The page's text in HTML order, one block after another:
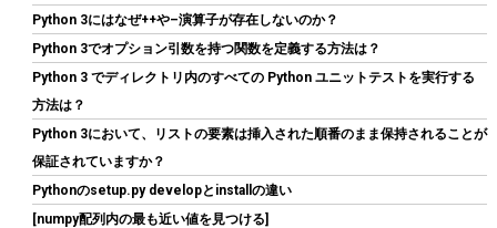
(5422382) GBP 3.60 (2026-08-08 04:05 GMT +09:00 時点 -
こちら)
Python 3にはなぜ++や–演算子が存在しないのか？
Python 3でオプション引数を持つ関数を定義する方法は？
Python 3 でディレクトリ内のすべての Python ユニットテストを実行する
方法は？
Python 3において、リストの要素は挿入された順番のまま保持されることが
保証されていますか？
Pythonのsetup.py developとinstallの違い
[numpy配列内の最も近い値を見つける]